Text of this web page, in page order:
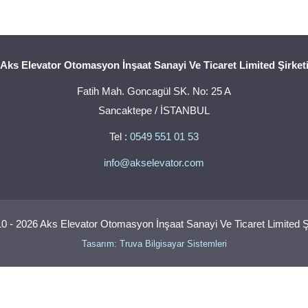
Aks Elevator Otomasyon İnşaat Sanayi Ve Ticaret Limited Şirketi
Fatih Mah. Goncagül SK. No: 25 A
Sancaktepe / İSTANBUL
Tel : 0549 551 01 53
info@akselevator.com
- 2026 Aks Elevator Otomasyon İnşaat Sanayi Ve Ticaret Limited
Tasarım: Truva Bilgisayar Sistemleri